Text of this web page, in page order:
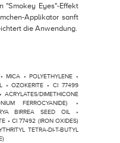
"Smokey Eyes"-Effekt
Applikator sanft
die Anwendung.
MICA • POLYETHYLENE •
• OZOKERITE • CI 77499
DIMETHICONE
FERROCYANIDE) •
BIRREA SEED OIL •
• CI 77492 (IRON OXIDES)
TETRA-DI-T-BUTYL